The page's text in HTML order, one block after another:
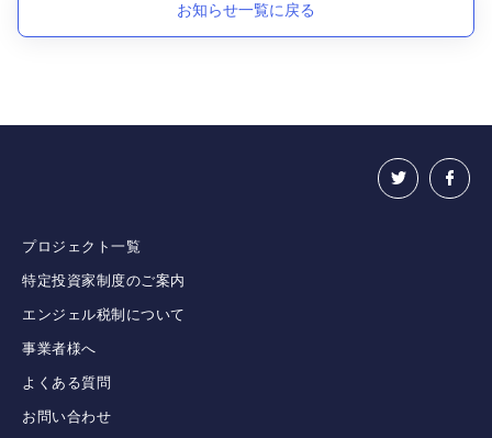
お知らせ一覧に戻る
プロジェクト一覧
特定投資家制度のご案内
エンジェル税制について
事業者様へ
よくある質問
お問い合わせ